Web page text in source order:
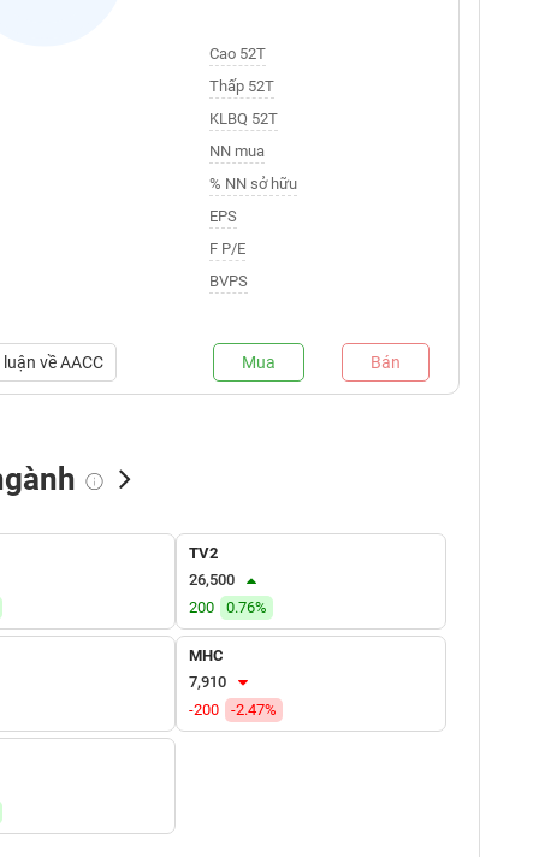
Cao 52T
Thấp 52T
KLBQ 52T
NN mua
% NN sở hữu
EPS
F P/E
BVPS
vềAACC Mua Bán
Tự doanh mua
TV2
26,500
200
0.76%
MHC
7,910
-200
-2.47%